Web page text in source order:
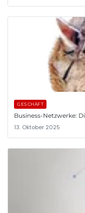
GESCHÄFT
Business-Netzwerke:
13. Oktober 2025